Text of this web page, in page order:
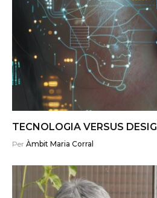
TECNOLOGIA VERSUS
Per Àmbit Maria Corral